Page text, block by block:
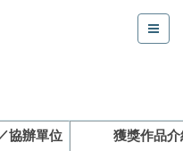
協辦單位 獲獎作品介